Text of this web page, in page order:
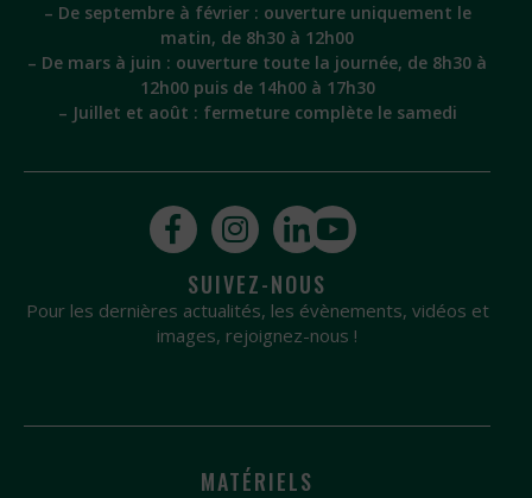
– De septembre à février : ouverture uniquement le
matin, de 8h30 à 12h00
– De mars à juin : ouverture toute la journée, de 8h30 à
12h00 puis de 14h00 à 17h30
– Juillet et août : fermeture complète le samedi
SUIVEZ-NOUS
Pour les dernières actualités, les évènements, vidéos et
images, rejoignez-nous !
MATÉRIELS